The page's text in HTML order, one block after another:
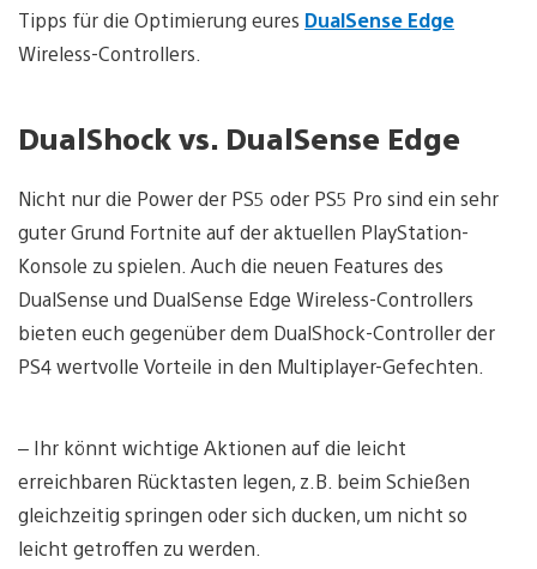
Tipps für die Optimierung eures DualSense Edge
Wireless-Controllers.
DualShock vs. DualSense Edge
Nicht nur die Power der PS5 oder PS5 Pro sind ein sehr
guter Grund Fortnite auf der aktuellen PlayStation-
Konsole zu spielen. Auch die neuen Features des
DualSense und DualSense Edge Wireless-Controllers
bieten euch gegenüber dem DualShock-Controller der
PS4 wertvolle Vorteile in den Multiplayer-Gefechten.
– Ihr könnt wichtige Aktionen auf die leicht
erreichbaren Rücktasten legen, z.B. beim Schießen
gleichzeitig springen oder sich ducken, um nicht so
leicht getroffen zu werden.